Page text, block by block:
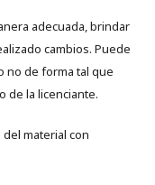
adecuada, brindar
cambios. Puede
no de forma tal que
de la licenciante.
material con